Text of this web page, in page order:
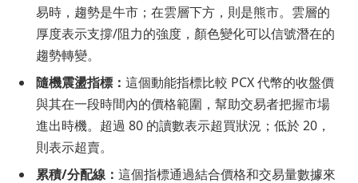
易時，趨勢是牛市；在雲層下方，則是熊市。雲層的
厚度表示支撐/阻力的強度，顏色變化可以信號潛在的
趨勢轉變。
隨機震盪指標： 這個動能指標比較 PCX 代幣的收盤價
與其在一段時間內的價格範圍，幫助交易者把握市場
進出時機。超過 80 的讀數表示超買狀況；低於 20，
則表示超賣。
累積/分配線： 這個指標通過結合價格和交易量數據來